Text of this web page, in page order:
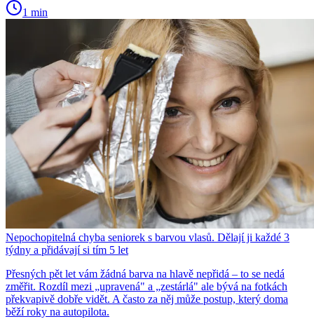
1 min
Nepochopitelná chyba seniorek s barvou vlasů. Dělají ji každé 3
týdny a přidávají si tím 5 let
Přesných pět let vám žádná barva na hlavě nepřidá – to se nedá
změřit. Rozdíl mezi „upravená" a „zestárlá" ale bývá na fotkách
překvapivě dobře vidět. A často za něj může postup, který doma
běží roky na autopilota.